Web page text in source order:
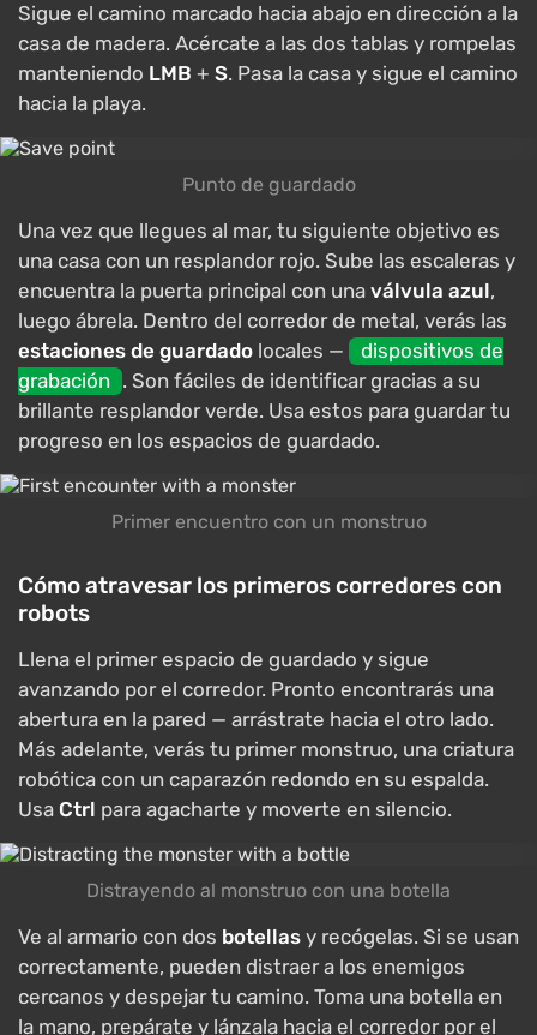
Sigue el camino marcado hacia abajo en dirección a la
casa de madera. Acércate a las dos tablas y rompelas
manteniendo LMB + S. Pasa la casa y sigue el camino
hacia la playa.
Punto de guardado
Una vez que llegues al mar, tu siguiente objetivo es
una casa con un resplandor rojo. Sube las escaleras y
encuentra la puerta principal con una válvula azul,
luego ábrela. Dentro del corredor de metal, verás las
estaciones de guardado locales —
dispositivos de
grabación . Son fáciles de identificar gracias a su
brillante resplandor verde. Usa estos para guardar tu
progreso en los espacios de guardado.
Primer encuentro con un monstruo
Cómo atravesar los primeros corredores con
robots
Llena el primer espacio de guardado y sigue
avanzando por el corredor. Pronto encontrarás una
abertura en la pared — arrástrate hacia el otro lado.
Más adelante, verás tu primer monstruo, una criatura
robótica con un caparazón redondo en su espalda.
Usa Ctrl para agacharte y moverte en silencio.
Distrayendo al monstruo con una botella
Ve al armario con dos botellas y recógelas. Si se usan
correctamente, pueden distraer a los enemigos
cercanos y despejar tu camino. Toma una botella en
la mano, prepárate y lánzala hacia el corredor por el